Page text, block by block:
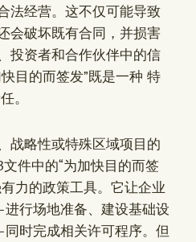
法经营。这不仅可能导致
会破坏既有合同，并损害
投资者和合作伙伴中的信
目的而签发”既是一种 特
。
战略性或特殊区域项目的
件中的“为加快目的而签
力的政策工具。它让企业
行场地准备、建设基础设
时完成相关许可程序。但